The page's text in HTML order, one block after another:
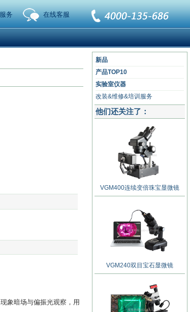
在线客服
务
象暗场与偏振光观察，用
新品
产品TOP10
实验室仪器
改装&维修&培训服务
他们还关注了：
VGM400连续变倍珠宝显微镜
VGM240双目宝石显微镜